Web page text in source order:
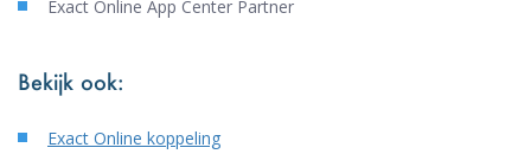
Exact Online App Center Partner
Bekijk ook:
Exact Online koppeling